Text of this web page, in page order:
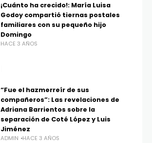
¡Cuánto ha crecido!: María Luisa
Godoy compartió tiernas postales
familiares con su pequeño hijo
Domingo
HACE 3 AÑOS
“Fue el hazmerreír de sus
compañeros”: Las revelaciones de
Adriana Barrientos sobre la
separación de Coté López y Luis
Jiménez
ADMIN HACE 3 AÑOS